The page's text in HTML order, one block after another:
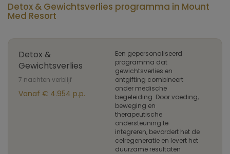
Detox & Gewichtsverlies programma in Mount
Med Resort
Detox &
Gewichtsverlies
7 nachten verblijf
Vanaf € 4.954 p.p.
Een gepersonaliseerd
programma dat
gewichtsverlies en
ontgifting combineert
onder medische
begeleiding. Door voeding,
beweging en
therapeutische
ondersteuning te
integreren, bevordert het de
celregeneratie en levert het
duurzame resultaten